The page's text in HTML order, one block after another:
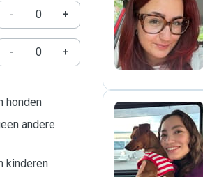
-
+
- +
honden
andere
kinderen
K
G